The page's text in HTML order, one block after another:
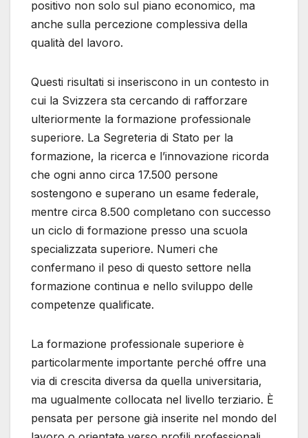
positivo non solo sul piano economico, ma
anche sulla percezione complessiva della
qualità del lavoro.
Questi risultati si inseriscono in un contesto in
cui la Svizzera sta cercando di rafforzare
ulteriormente la formazione professionale
superiore. La Segreteria di Stato per la
formazione, la ricerca e l’innovazione ricorda
che ogni anno circa 17.500 persone
sostengono e superano un esame federale,
mentre circa 8.500 completano con successo
un ciclo di formazione presso una scuola
specializzata superiore. Numeri che
confermano il peso di questo settore nella
formazione continua e nello sviluppo delle
competenze qualificate.
La formazione professionale superiore è
particolarmente importante perché offre una
via di crescita diversa da quella universitaria,
ma ugualmente collocata nel livello terziario. È
pensata per persone già inserite nel mondo del